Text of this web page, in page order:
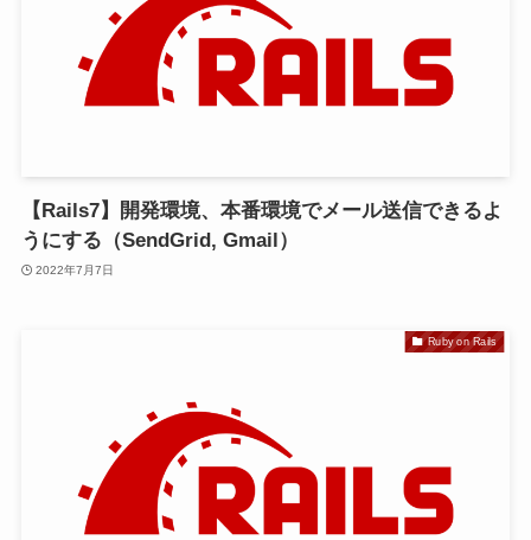
【Rails7】開発環境、本番環境でメール送信できるよ
うにする（SendGrid, Gmail）
2022年7月7日
Ruby on Rails